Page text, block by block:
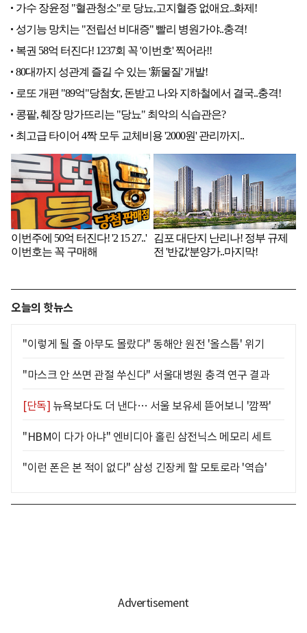
오늘의 핫뉴스
"이렇게 될 줄 아무도 몰랐다" 동해안 원전 '올스톱' 위기
"마스크 안 쓰면 관절 쑤신다" 서울대병원 충격 연구 결과
[단독] 뉴욕보다도 더 낸다… 서울 보유세 뜯어보니 '깜짝'
"HBM이 다가 아냐" 엔비디아 홀린 삼전닉스 메모리 세트
"이런 폰은 본 적이 없다" 삼성 긴장케 할 모토로라 '역습'